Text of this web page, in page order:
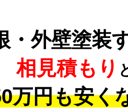
・外壁塗装
相見積もり
万円も安く